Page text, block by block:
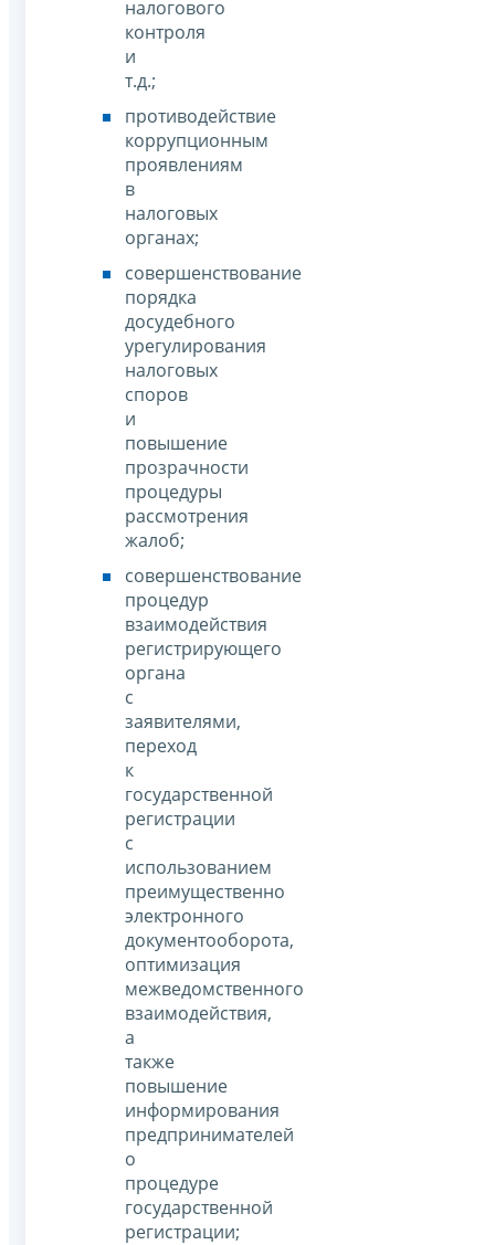
налогового
контроля
и
т.д.;
противодействие
коррупционным
проявлениям
в
налоговых
органах;
совершенствование
порядка
досудебного
урегулирования
налоговых
споров
и
повышение
прозрачности
процедуры
рассмотрения
жалоб;
совершенствование
процедур
взаимодействия
регистрирующего
органа
с
заявителями,
переход
к
государственной
регистрации
с
использованием
преимущественно
электронного
документооборота,
оптимизация
межведомственного
взаимодействия,
а
также
повышение
информирования
предпринимателей
о
процедуре
государственной
регистрации;